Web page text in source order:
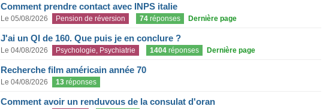
Comment prendre contact avec INPS italie
Le 05/08/2026 Pension de réversion 74réponses Dernière page
J'ai un QI de 160. Que puis je en conclure ?
Le 04/08/2026 Psychologie, Psychiatrie 1404réponses Dernière page
Recherche film américain année 70
Le 04/08/2026 13réponses
Comment avoir un renduvous de la consulat d'oran